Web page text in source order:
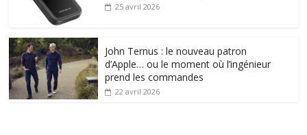
25 avril 2026
John Ternus : le nouveau patron
d’Apple… ou le moment où l’ingénieur
prend les commandes
22 avril 2026